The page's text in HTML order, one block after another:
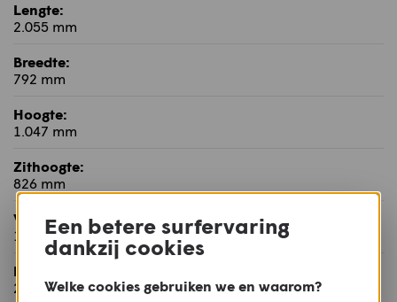
Lengte:
2.055 mm
Breedte:
792 mm
Hoogte:
1.047 mm
Zithoogte:
826 mm
Wielbasis:
1.402 mm
Balhoofdshoek:
23,7°
Een betere surfervaring
dankzij cookies
Welke cookies gebruiken we en waarom?